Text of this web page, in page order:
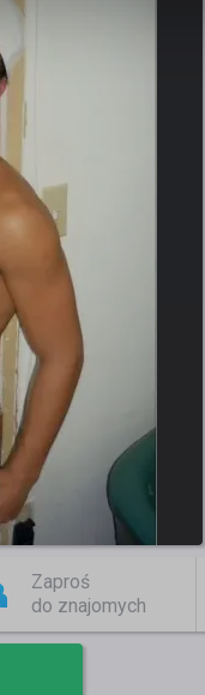
Zaproś
do znajomych